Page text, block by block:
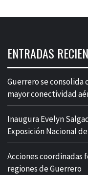
ENTRADAS
Guerrero se
mayor conectividad
Inaugura Evelyn
Exposición Nacional
Acciones coordinadas
regiones de Guerrero